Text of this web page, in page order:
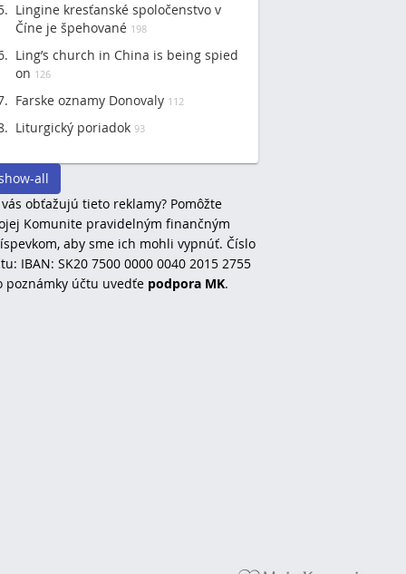
Lingine kresťanské spoločenstvo v
Číne je špehované 198
Ling’s church in China is being spied
on 126
Farske oznamy Donovaly 112
Liturgický poriadok 93
all
obťažujú tieto reklamy? Pomôžte
Komunite pravidelným finančným
aby sme ich mohli vypnúť. Číslo
IBAN: SK20 7500 0000 0040 2015 2755
poznámky účtu uvedťe podpora MK.